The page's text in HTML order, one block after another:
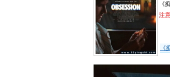
《
注
《